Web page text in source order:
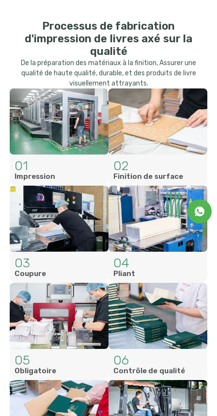
Processus de fabrication
d'impression de livres axé sur la
qualité
De la préparation des matériaux à la finition, Assurer une
qualité de haute qualité, durable, et des produits de livre
visuellement attrayants.
01
Impression
02
Finition de surface
03
Coupure
04
Pliant
05
Obligatoire
06
Contrôle de qualité